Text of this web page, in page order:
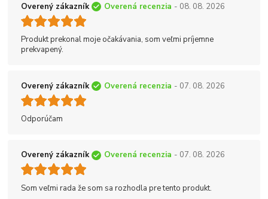
Overený zákazník Overená recenzia - 08. 08. 2026
Produkt prekonal moje očakávania, som veľmi príjemne
prekvapený.
Overený zákazník Overená recenzia - 07. 08. 2026
Odporúčam
Overený zákazník Overená recenzia - 07. 08. 2026
Som veľmi rada že som sa rozhodla pre tento produkt.